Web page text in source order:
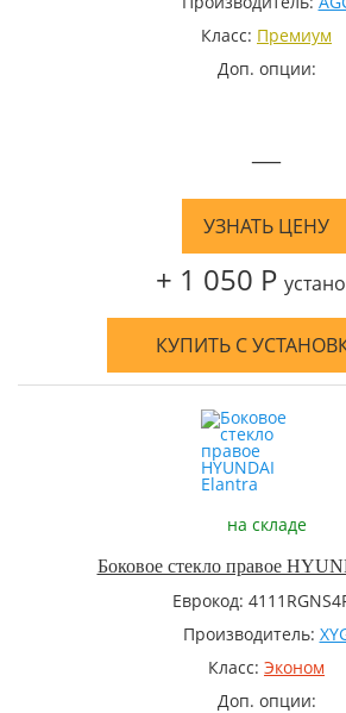
Класс: Премиум
Доп. опции:
—
УЗНАТЬ ЦЕНУ
+ 1 050 Р
КУПИТЬ С
на складе
Боковое стекло правое
Еврокод:
Производитель:
Класс: Эконом
Доп. опции: